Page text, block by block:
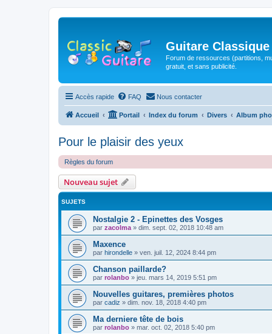
Guitare Classique
Forum de ressources (partitions,
gratuit, et sans publicité.
Accès rapide FAQ Nous contacter
Accueil Portail Index du forum Divers Album
Pour le plaisir des yeux
Règles du forum
Nouveau sujet
SUJETS
Nostalgie 2 - Epinettes des Vosges
par zacolma » dim. sept. 02, 2018 10:48 am
Maxence
par hirondelle » ven. juil. 12, 2024 8:44 pm
Chanson paillarde?
par rolanbo » jeu. mars 14, 2019 5:51 pm
Nouvelles guitares, premières photos
par cadiz » dim. nov. 18, 2018 4:40 pm
Ma derniere tête de bois
par rolanbo » mar. oct. 02, 2018 5:40 pm